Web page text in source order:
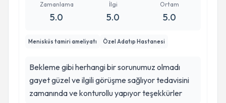
Zamanlama
5.0
İlgi
5.0
Ortam
5.0
Menisküs tamiri ameliyatı Özel Adatıp Hastanesi
Bekleme gibi herhangi bir sorunumuz olmadı
gayet güzel ve ilgili görüşme sağlıyor tedavisini
zamanında ve konturollu yapıyor teşekkürler